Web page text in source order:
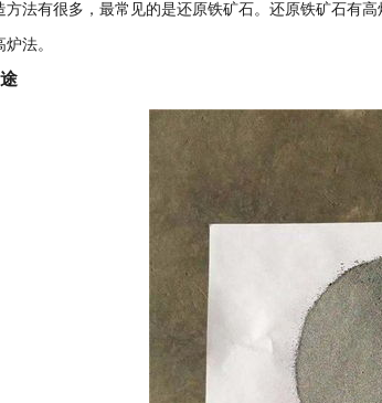
方法有很多，最常见的是还原铁矿石。还原铁矿石有
法。